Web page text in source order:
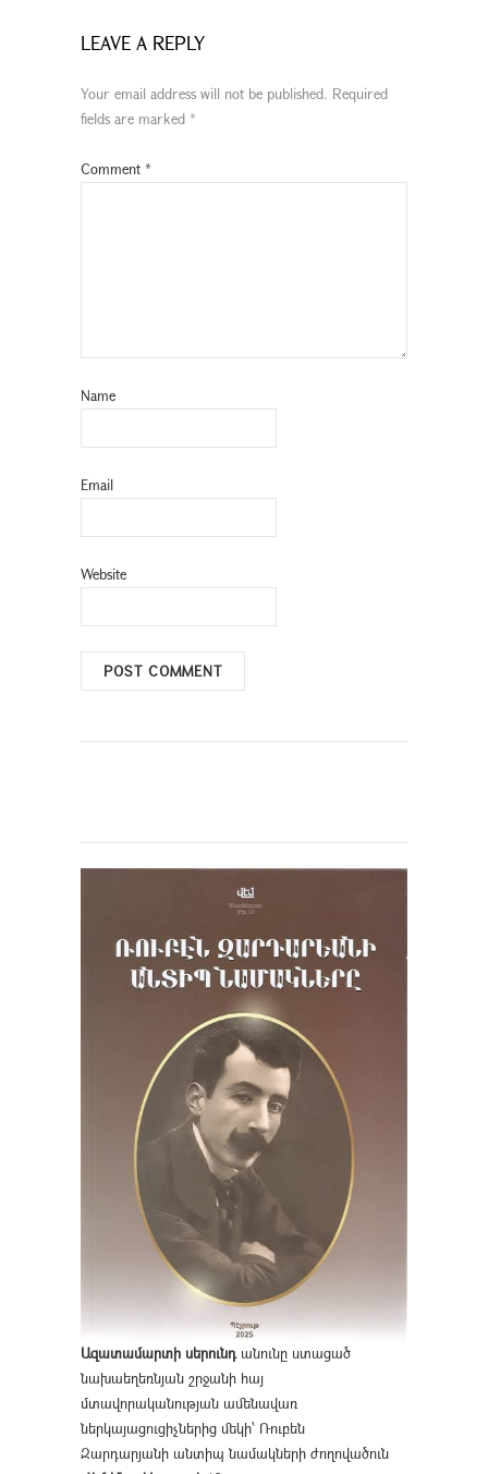
LEAVE A REPLY
Your email address will not be published. Required
fields are marked *
Comment *
Name
Email
Website
Ազատամարտի սերունդանունը ստացած
նախաեղեռնյան շրջանի հայ
մտավորականության ամենավառ
ներկայացուցիչներից մեկի՝ Ռուբեն
Զարդարյանի անտիպ նամակների ժողովածուն